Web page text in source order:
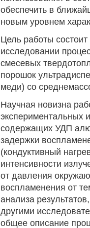
обеспечить в
новым уровнем
Цель работы
исследовании
смесевых
порошок
меди) со
Научная новизна
экспериментальных
содержащих УДП
задержки
(кондуктивный
интенсивности
от давления
воспламенения от
анализа
другими
общее описание